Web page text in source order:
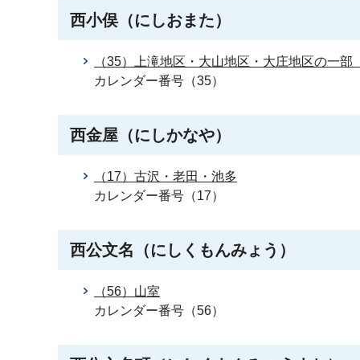
西小俣（にしおまた）
（35）上滝地区・大山地区・大庄地区の一部
カレンダー番号（35）
西金屋（にしかなや）
（17）古沢・老田・池多
カレンダー番号（17）
西公文名（にしくもんみょう）
（56）山室
カレンダー番号（56）